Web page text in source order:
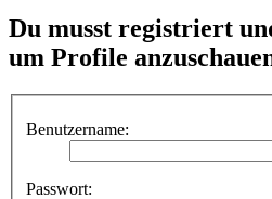
Du musst registriert
um Profile
Benutzername:
Passwort: